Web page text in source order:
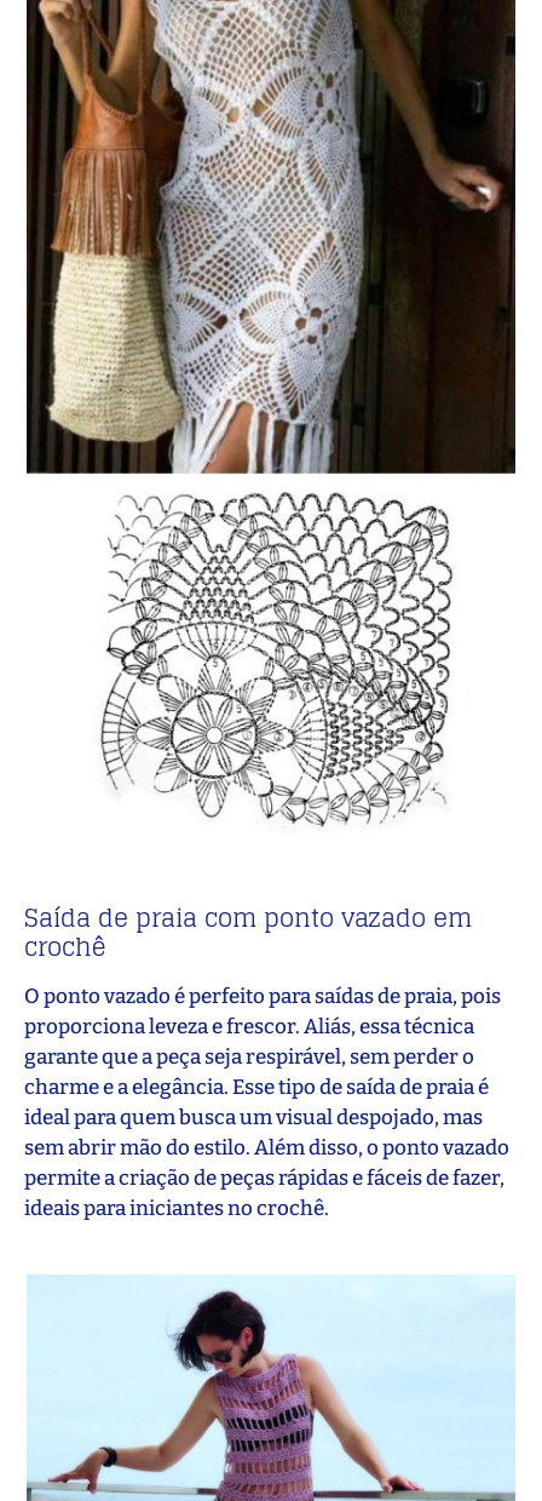
Saída de praia com ponto vazado em
crochê
O ponto vazado é perfeito para saídas de praia, pois
proporciona leveza e frescor. Aliás, essa técnica
garante que a peça seja respirável, sem perder o
charme e a elegância. Esse tipo de saída de praia é
ideal para quem busca um visual despojado, mas
sem abrir mão do estilo. Além disso, o ponto vazado
permite a criação de peças rápidas e fáceis de fazer,
ideais para iniciantes no crochê.